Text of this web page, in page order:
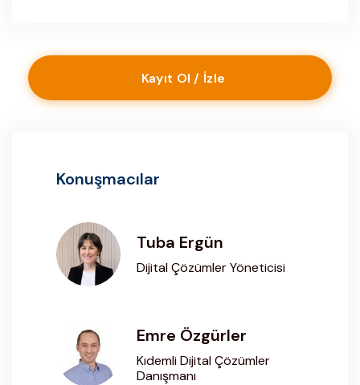
Kayıt Ol / İzle
Konuşmacılar
Tuba Ergün
Dijital Çözümler Yöneticisi
Emre Özgürler
Kıdemli Dijital Çözümler
Danışmanı